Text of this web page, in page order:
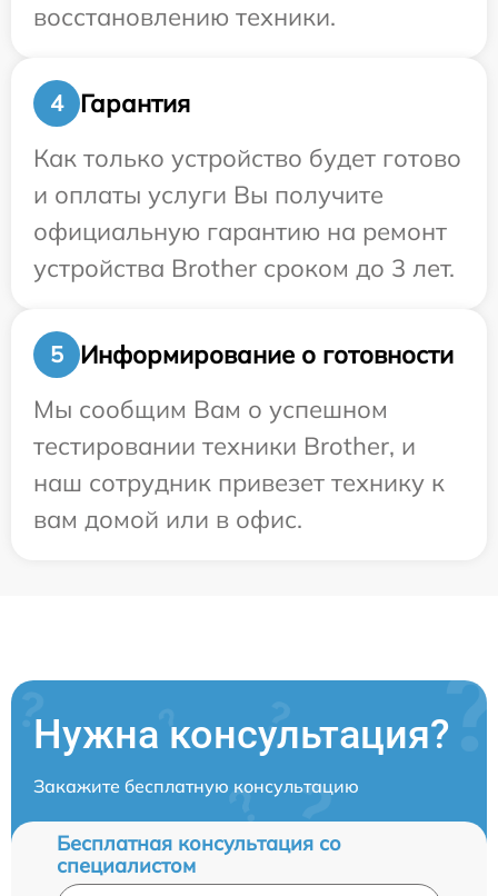
восстановлению техники.
4
Гарантия
Как только устройство будет готово
и оплаты услуги Вы получите
официальную гарантию на ремонт
устройства Brother сроком до 3 лет.
5
Информирование о готовности
Мы сообщим Вам о успешном
тестировании техники Brother, и
наш сотрудник привезет технику к
вам домой или в офис.
Нужна консультация?
Закажите бесплатную консультацию
Бесплатная консультация со
специалистом